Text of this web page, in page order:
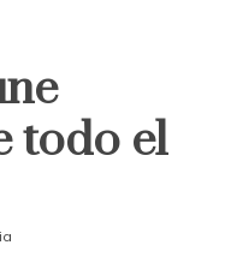
todo el